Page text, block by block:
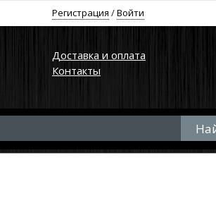
Регистрация /Войти
Доставка и оплата
Контакты